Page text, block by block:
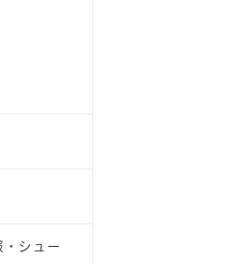
シュー